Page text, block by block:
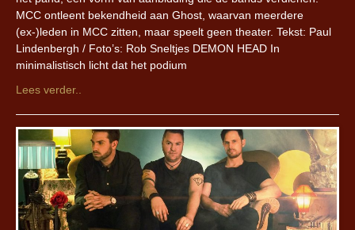
MCC ontleent bekendheid aan Ghost, waarvan meerdere
(ex-)leden in MCC zitten, maar speelt geen theater. Tekst: Paul
Lindenbergh / Foto’s: Rob Sneltjes DEMON HEAD In
minimalistisch licht dat het podium
Lees verder..